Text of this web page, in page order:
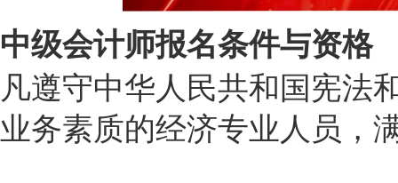
中级会计师报名条件与资格
凡遵守中华人民共和国宪法
业务素质的经济专业人员，